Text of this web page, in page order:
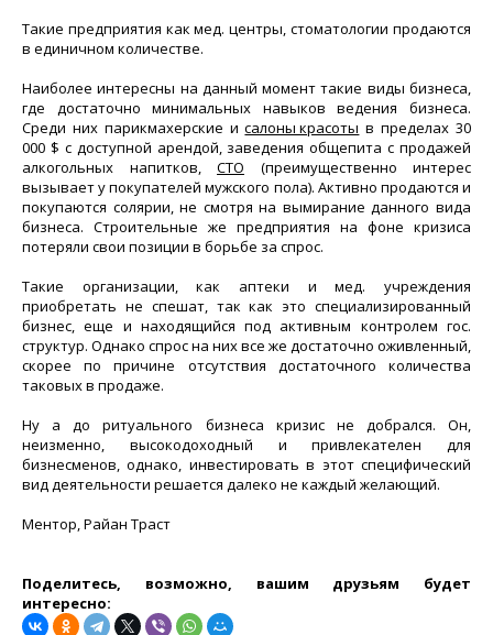
Такие предприятия как мед. центры, стоматологии продаются
в единичном количестве.
Наиболее интересны на данный момент такие виды бизнеса,
где достаточно минимальных навыков ведения бизнеса.
Среди них парикмахерские исалоны красоты в пределах 30
000 $ с доступной арендой, заведения общепита с продажей
алкогольных напитков, СТО (преимущественно интерес
вызывает у покупателей мужского пола). Активно продаются и
покупаются солярии, не смотря на вымирание данного вида
бизнеса. Строительные же предприятия на фоне кризиса
потеряли свои позиции в борьбе за спрос.
Такие организации, как аптеки и мед. учреждения
приобретать не спешат, так как это специализированный
бизнес, еще и находящийся под активным контролем гос.
структур. Однако спрос на них все же достаточно оживленный,
скорее по причине отсутствия достаточного количества
таковых в продаже.
Ну а до ритуального бизнеса кризис не добрался. Он,
неизменно, высокодоходный и привлекателен для
бизнесменов, однако, инвестировать в этот специфический
вид деятельности решается далеко не каждый желающий.
Ментор, Райан Траст
Поделитесь, возможно, вашим друзьям будет
интересно: